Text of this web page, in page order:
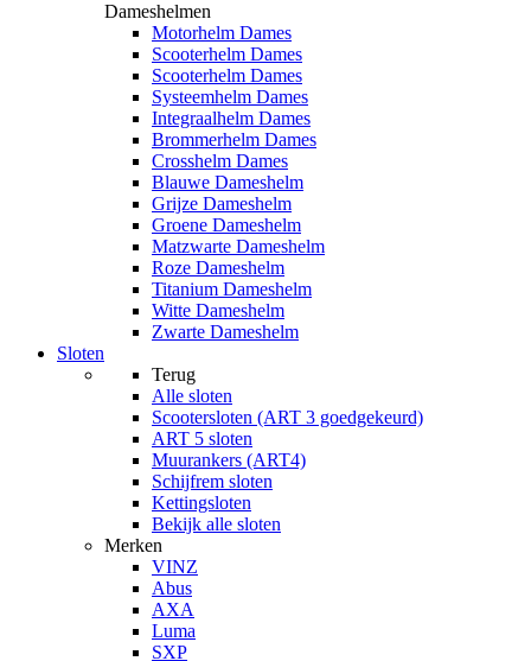
Dameshelmen
Motorhelm Dames
Scooterhelm Dames
Scooterhelm Dames
Systeemhelm Dames
Integraalhelm Dames
Brommerhelm Dames
Crosshelm Dames
Blauwe Dameshelm
Grijze Dameshelm
Groene Dameshelm
Matzwarte Dameshelm
Roze Dameshelm
Titanium Dameshelm
Witte Dameshelm
Zwarte Dameshelm
Sloten
Terug
Alle sloten
Scootersloten (ART 3 goedgekeurd)
ART 5 sloten
Muurankers (ART4)
Schijfrem sloten
Kettingsloten
Bekijk alle sloten
Merken
VINZ
Abus
AXA
Luma
SXP